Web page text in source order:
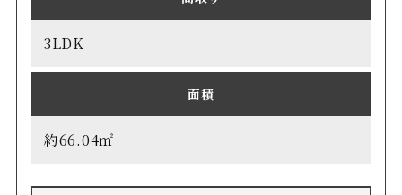
3LDK
面積
約66.04㎡